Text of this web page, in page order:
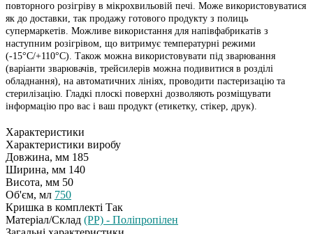
повторного розігріву в мікрохвильовій печі. Може використовуватися
як до доставки, так продажу готового продукту з полиць
супермаркетів. Можливе використання для напівфабрикатів з
наступним розігрівом, що витримує температурні режими
(-15°C/+110°C). Також можна використовувати під зварювання
(варіанти зварювачів, трейсилерів можна подивитися в розділі
обладнання), на автоматичних лініях, проводити пастеризацію та
стерилізацію. Гладкі плоскі поверхні дозволяють розміщувати
інформацію про вас і ваш продукт (етикетку, стікер, друк).
Характеристики
Характеристики виробу
Довжина, мм 185
Ширина, мм 140
Висота, мм 50
Об'єм, мл 750
Кришка в комплекті Так
Матеріал/Склад (PP) - Поліпропілен